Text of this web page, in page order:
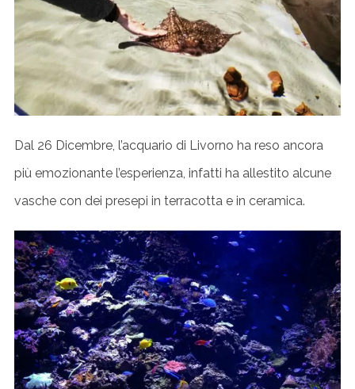
Dal 26 Dicembre, l’acquario di Livorno ha reso ancora
più emozionante l’esperienza, infatti ha allestito alcune
vasche con dei presepi in terracotta e in ceramica.